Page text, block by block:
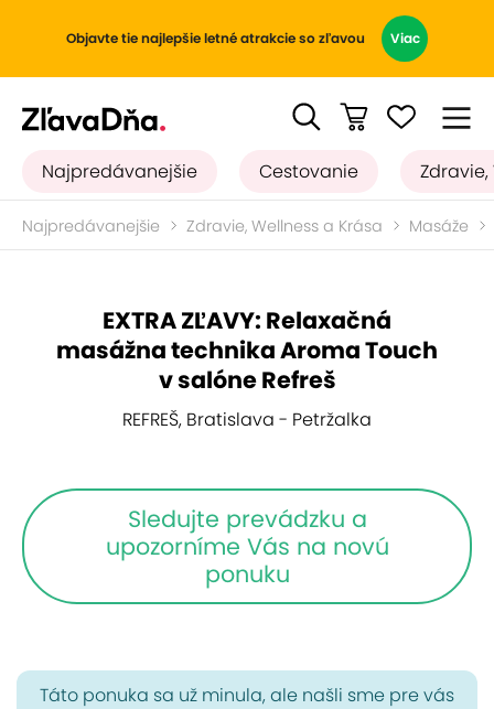
Objavte tie najlepšie letné atrakcie so zľavou Viac
Najpredávanejšie Cestovanie Zdravie,
Najpredávanejšie Zdravie, Wellness a Krása Masáže
EXTRA ZĽAVY: Relaxačná
masážna technika Aroma Touch
v salóne Refreš
REFREŠ, Bratislava - Petržalka
Sledujte prevádzku a
upozorníme Vás na novú
ponuku
Táto ponuka sa už minula, ale našli sme pre vás